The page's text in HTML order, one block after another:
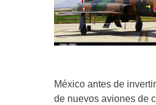
México antes de
de nuevos aviones de